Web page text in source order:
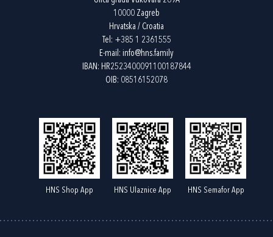
10000 Zagreb
Hrvatska / Croatia
Tel: +385 1 2361555
E-mail: info@hns.family
IBAN: HR2523400091100187844
OIB: 08516152078
HNS Shop App HNS Ulaznice App HNS Semafor App